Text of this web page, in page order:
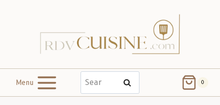
Menu Search 0